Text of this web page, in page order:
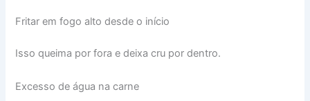
Fritar em fogo alto desde o início
Isso queima por fora e deixa cru por dentro.
Excesso de água na carne